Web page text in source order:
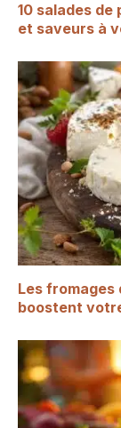
10 salades
et saveurs à
Les
boostent